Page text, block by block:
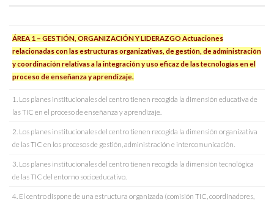
ÁREA 1 – GESTIÓN, ORGANIZACIÓN Y LIDERAZGO Actuaciones
relacionadas con las estructuras organizativas, de gestión, de administración
y coordinación relativas a la integración y uso eficaz de las tecnologías en el
proceso de enseñanza y aprendizaje.
1. Los planes institucionales del centro tienen recogida la dimensión educativa de
las TIC en el proceso de enseñanza y aprendizaje.
2. Los planes institucionales del centro tienen recogida la dimensión organizativa
de las TIC en los procesos de gestión, administración e intercomunicación.
3. Los planes institucionales del centro tienen recogida la dimensión tecnológica
de las TIC del entorno socioeducativo.
4. El centro dispone de una estructura organizada (comisión TIC, coordinadores,